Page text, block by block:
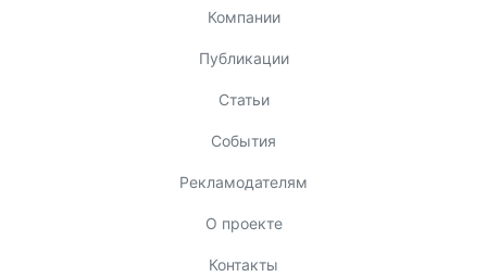
Компании
Публикации
Статьи
События
Рекламодателям
О проекте
Контакты